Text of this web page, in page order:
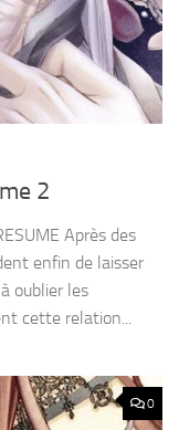
2
Après des
enfin de laisser
oublier les
cette relation...
0